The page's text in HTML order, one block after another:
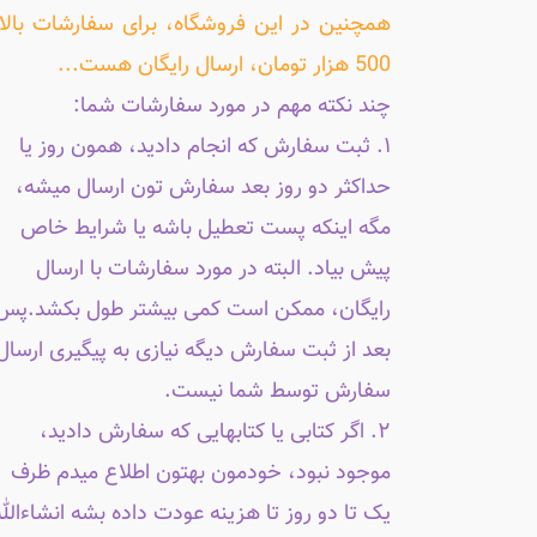
همچنین در این فروشگاه، برای سفارشات
500 هزار تومان، ارسال رایگان هست...
چند نکته مهم در مورد سفارشات شما:
۱. ثبت سفارش که انجام دادید، همون روز یا
حداکثر دو روز بعد سفارش تون ارسال میشه،
مگه اینکه پست تعطیل باشه یا شرایط خاص
پیش بیاد. البته در مورد سفارشات با ارسال
رایگان، ممکن است کمی بیشتر طول
بعد از ثبت سفارش دیگه نیازی به پیگیری
سفارش توسط شما نیست.
۲. اگر کتابی یا کتابهایی که سفارش دادید،
موجود نبود، خودمون بهتون اطلاع میدم ظرف
یک تا دو روز تا هزینه عودت داده بشه